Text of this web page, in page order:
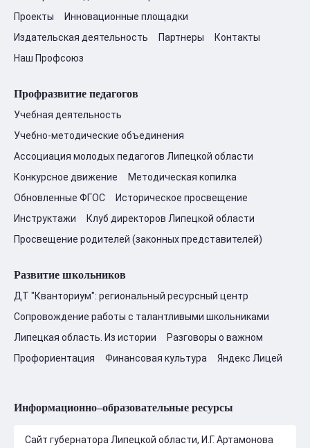
Проекты
Инновационные площадки
Издательская деятельность
Партнеры
Контакты
Наш Профсоюз
Профразвитие педагогов
Учебная деятельность
Учебно-методические объединения
Ассоциация молодых педагогов Липецкой области
Конкурсное движение
Методическая копилка
Обновленные ФГОС
Историческое просвещение
Инструктажи
Клуб директоров Липецкой области
Просвещение родителей (законных представителей)
Развитие школьников
ДТ "Кванториум": региональный ресурсный центр
Сопровождение работы с талантливыми школьниками
Липецкая область. Из истории
Разговоры о важном
Профориентация
Финансовая культура Яндекс Лицей
Информационно–образовательные ресурсы
Сайт губернатора Липецкой области, И.Г. Артамонова